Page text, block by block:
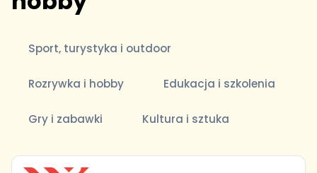
Sport, turystyka i outdoor
Rozrywka i hobby Edukacja i szkolenia
Gry i zabawki Kultura i sztuka